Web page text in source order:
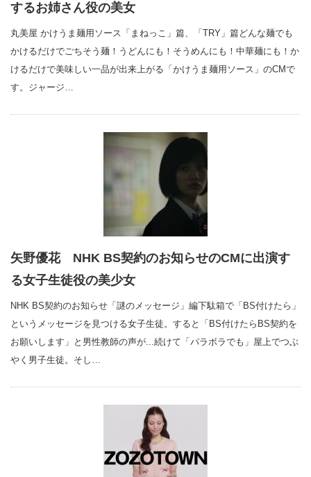
するお姉さん役の美女
丸美屋 かけうま麺用ソース「まねっこ」篇、「TRY」篇どんな麺でも
かけるだけでごちそう麺！うどんにも！そうめんにも！中華麺にも！か
けるだけで美味しい一品が出来上がる「かけうま麺用ソース」のCMで
す。ジャージ…
矢野優花 NHK BS契約のお知らせのCMに出演す
る女子生徒役の美少女
NHK BS契約のお知らせ「謎のメッセージ」編下駄箱で「BS付けたら」
というメッセージを見つける女子生徒。すると「BS付けたらBS契約を
お願いします」と男性教師の声が...続けて「パラボラでも」屋上でつぶ
やく男子生徒。そし…